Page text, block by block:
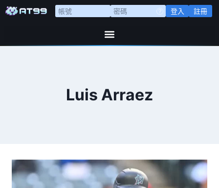
登入 註冊
Luis Arraez